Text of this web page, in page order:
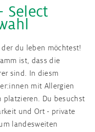
Select
du leben möchtest!
ist, dass die
sind. In diesm
mit Allergien
platzieren. Du besuchst
und Ort - private
landesweiten